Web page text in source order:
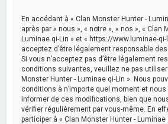
En accédant à « Clan Monster Hunter -
après par « nous », « notre », « nos », « Clan
Luminae qi-Lin » et « https://www.luminae-
acceptez d’être légalement responsable
Si vous n’acceptez pas d’être légalement
conditions suivantes, veuillez ne pas
Monster Hunter - Luminae qi-Lin ». Nous
conditions à n’importe quel moment et
informer de ces modifications, bien que
vérifier régulièrement par vous-même. En
participer à « Clan Monster Hunter - Luminae